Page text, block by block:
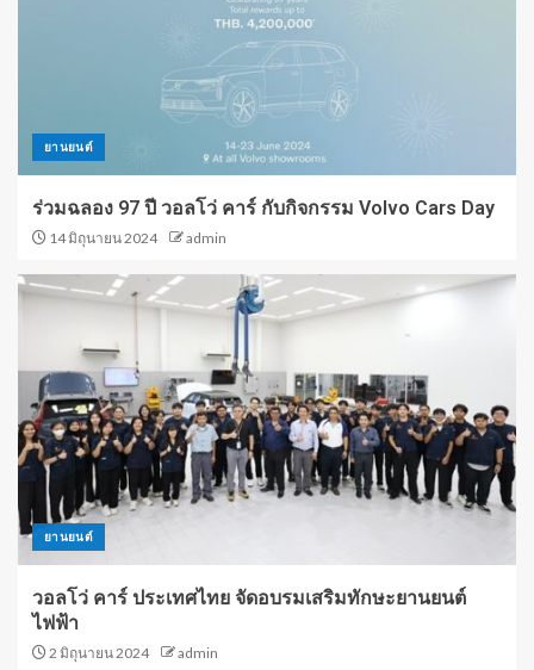
ยานยนต์
ร่วมฉลอง 97 ปี วอลโว่ คาร์ กับกิจกรรม Volvo Cars Day
14 มิถุนายน 2024 admin
ยานยนต์
วอลโว่ คาร์ ประเทศไทย จัดอบรมเสริมทักษะยานยนต์
ไฟฟ้า
2 มิถุนายน 2024 admin